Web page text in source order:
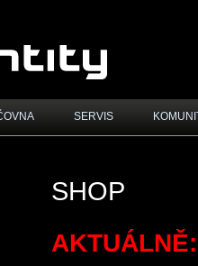
SERVIS
SHOP
AKTUÁLNĚ: